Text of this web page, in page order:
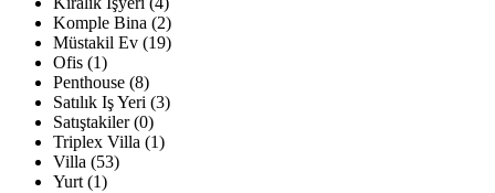
Komple Bina (2)
Müstakil Ev (19)
Ofis (1)
Penthouse (8)
Satılık Iş Yeri (3)
Satıştakiler (0)
Triplex Villa (1)
Villa (53)
Yurt (1)